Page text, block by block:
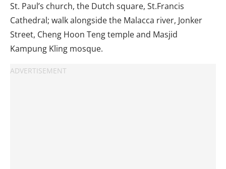
St. Paul’s church, the Dutch square, St.Francis
Cathedral; walk alongside the Malacca river, Jonker
Street, Cheng Hoon Teng temple and Masjid
Kampung Kling mosque.